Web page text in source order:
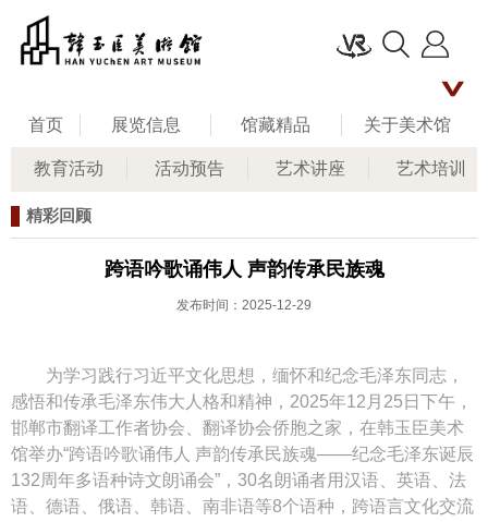
首页 展览信息 馆藏精品 关于美术馆
教育活动 活动预告 艺术讲座 艺术培训
名家评说
公共教育 联系我们 留言板
精彩回顾
跨语吟歌诵伟人 声韵传承民族魂
发布时间：2025-12-29
为学习践行习近平文化思想，缅怀和纪念毛泽东同志，
感悟和传承毛泽东伟大人格和精神，2025年12月25日下午，
邯郸市翻译工作者协会、翻译协会侨胞之家，在韩玉臣美术
馆举办“跨语吟歌诵伟人 声韵传承民族魂——纪念毛泽东诞辰
132周年多语种诗文朗诵会”，30名朗诵者用汉语、英语、法
语、德语、俄语、韩语、南非语等8个语种，跨语言文化交流